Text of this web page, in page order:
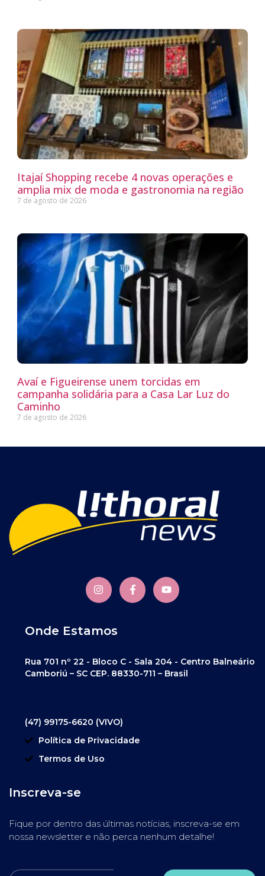
Itajaí Shopping recebe 4 novas operações e
amplia mix de moda e gastronomia na região
7 de agosto de 2026
Avaí e Figueirense unem torcidas em
campanha solidária para a Casa Lar Luz do
Caminho
7 de agosto de 2026
Onde Estamos
Rua 701 nº 22 - Bloco C - Sala 204 - Centro Balneário
Camboriú – SC CEP. 88330-711 – Brasil
(47) 99175-6620 (VIVO)
Política de Privacidade
Termos de Uso
Inscreva-se
Fique por dentro das últimas notícias, inscreva-se em
nossa newsletter e não perca nenhum detalhe!